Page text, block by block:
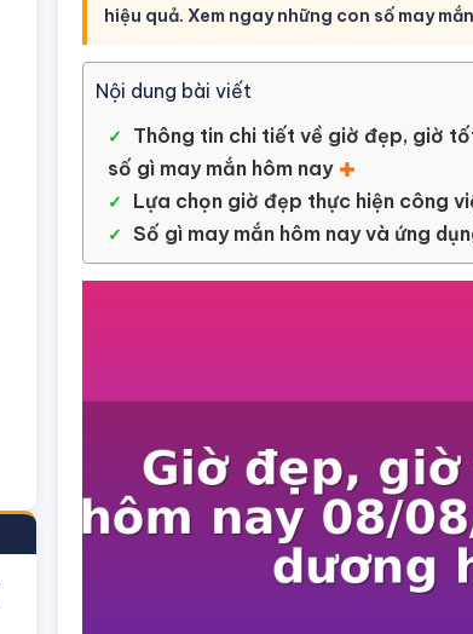
hiệu quả. Xem ngay những con số may
Nội dung bài viết
Thông tin chi tiết về giờ đẹp, giờ
số gì may mắn hôm nay
Lựa chọn giờ đẹp thực hiện công
Số gì may mắn hôm nay và ứng